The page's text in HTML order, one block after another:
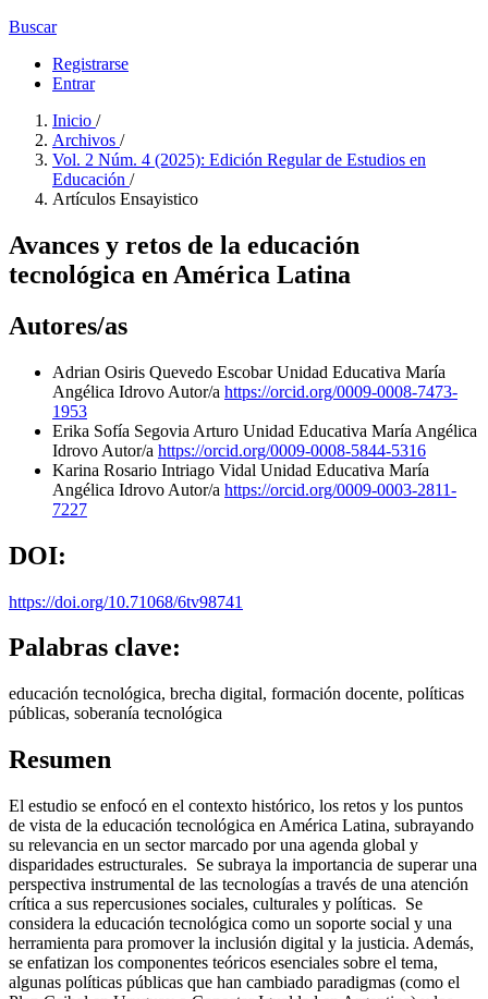
Buscar
Registrarse
Entrar
Inicio /
Archivos /
Vol. 2 Núm. 4 (2025): Edición Regular de Estudios en
Educación /
Artículos Ensayistico
Avances y retos de la educación
tecnológica en América Latina
Autores/as
Adrian Osiris Quevedo EscobarUnidad Educativa María
Angélica Idrovo Autor/a https://orcid.org/0009-0008-7473-
1953
Erika Sofía Segovia Arturo Unidad Educativa María Angélica
Idrovo Autor/a https://orcid.org/0009-0008-5844-5316
Karina Rosario Intriago Vidal Unidad Educativa María
Angélica Idrovo Autor/a https://orcid.org/0009-0003-2811-
7227
DOI:
https://doi.org/10.71068/6tv98741
Palabras clave:
educación tecnológica, brecha digital, formación docente, políticas
públicas, soberanía tecnológica
Resumen
El estudio se enfocó en el contexto histórico, los retos y los puntos
de vista de la educación tecnológica en América Latina, subrayando
su relevancia en un sector marcado por una agenda global y
disparidades estructurales. Se subraya la importancia de superar una
perspectiva instrumental de las tecnologías a través de una atención
crítica a sus repercusiones sociales, culturales y políticas. Se
considera la educación tecnológica como un soporte social y una
herramienta para promover la inclusión digital y la justicia. Además,
se enfatizan los componentes teóricos esenciales sobre el tema,
algunas políticas públicas que han cambiado paradigmas (como el